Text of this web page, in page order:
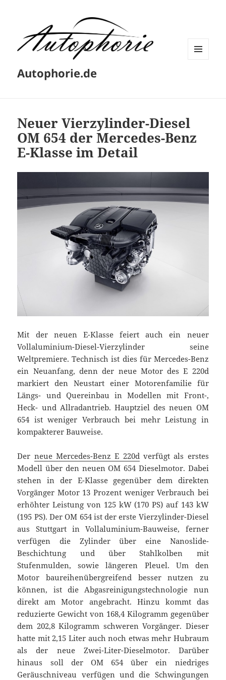
Autophorie.de
Neuer Vierzylinder-Diesel
OM 654 der Mercedes-Benz
E-Klasse im Detail
Mit der neuen E-Klasse feiert auch ein neuer
Vollaluminium-Diesel-Vierzylinder seine
Weltpremiere. Technisch ist dies für Mercedes-Benz
ein Neuanfang, denn der neue Motor des E 220d
markiert den Neustart einer Motorenfamilie für
Längs- und Quereinbau in Modellen mit Front-,
Heck- und Allradantrieb. Hauptziel des neuen OM
654 ist weniger Verbrauch bei mehr Leistung in
kompakterer Bauweise.
Der neue Mercedes-Benz E 220d verfügt als erstes
Modell über den neuen OM 654 Dieselmotor. Dabei
stehen in der E-Klasse gegenüber dem direkten
Vorgänger Motor 13 Prozent weniger Verbrauch bei
erhöhter Leistung von 125 kW (170 PS) auf 143 kW
(195 PS). Der OM 654 ist der erste Vierzylinder-Diesel
aus Stuttgart in Vollaluminium-Bauweise, ferner
verfügen die Zylinder über eine Nanoslide-
Beschichtung und über Stahlkolben mit
Stufenmulden, sowie längeren Pleuel. Um den
Motor baureihenübergreifend besser nutzen zu
können, ist die Abgasreinigungstechnologie nun
direkt am Motor angebracht. Hinzu kommt das
reduzierte Gewicht von 168,4 Kilogramm gegenüber
dem 202,8 Kilogramm schweren Vorgänger. Dieser
hatte mit 2,15 Liter auch noch etwas mehr Hubraum
als der neue Zwei-Liter-Dieselmotor. Darüber
hinaus soll der OM 654 über ein niedriges
Geräuschniveau verfügen und die Schwingungen